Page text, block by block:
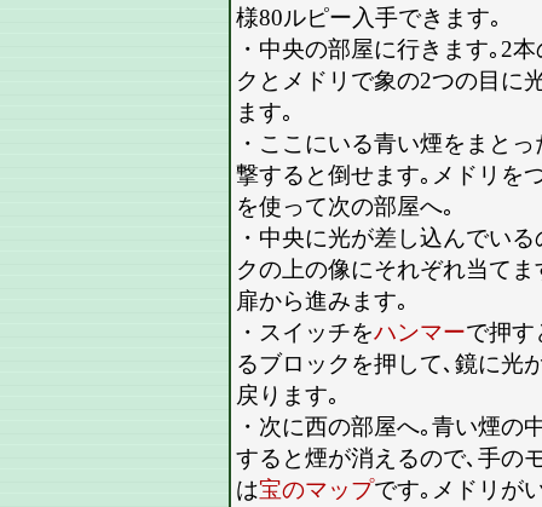
様80ルピー入手できます｡
・中央の部屋に行きます｡2
クとメドリで象の2つの目に
ます｡
・ここにいる青い煙をまと
撃すると倒せます｡メドリを
を使って次の部屋へ｡
・中央に光が差し込んでい
クの上の像にそれぞれ当て
扉から進みます｡
・スイッチをハンマーで押す
るブロックを押して､鏡に光
戻ります｡
・次に西の部屋へ｡青い煙の
すると煙が消えるので､手の
は宝のマップです｡メドリが